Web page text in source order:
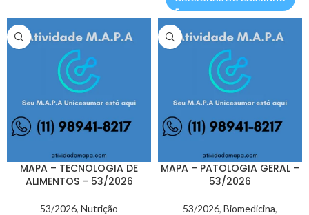
MAPA – TECNOLOGIA DE
ALIMENTOS – 53/2026
53/2026, Nutrição
MAPA – PATOLOGIA GERAL –
53/2026
53/2026, Biomedicina,